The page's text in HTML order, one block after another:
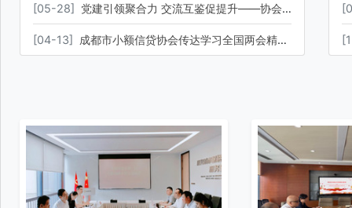
[05-28] 党建引领聚合力 交流互鉴促提升——协会召开党建行政工作座谈交流会
[04-13] 成都市小额信贷协会传达学习全国两会精神会议暨第四届第四次会员大会圆满召开
[
[